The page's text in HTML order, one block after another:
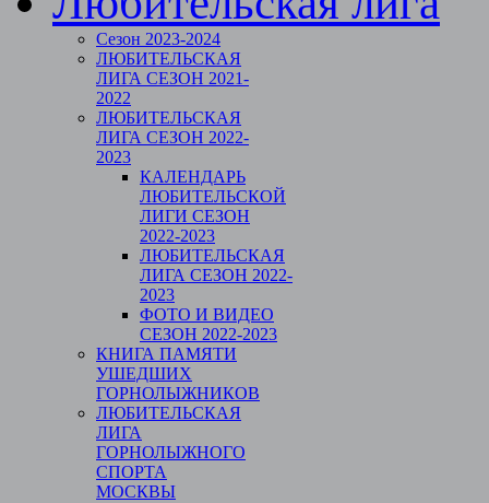
Сезон 2023-2024
ЛЮБИТЕЛЬСКАЯ
ЛИГА СЕЗОН 2021-
2022
ЛЮБИТЕЛЬСКАЯ
ЛИГА СЕЗОН 2022-
2023
КАЛЕНДАРЬ
ЛЮБИТЕЛЬСКОЙ
ЛИГИ СЕЗОН
2022-2023
ЛЮБИТЕЛЬСКАЯ
ЛИГА СЕЗОН 2022-
2023
ФОТО И ВИДЕО
СЕЗОН 2022-2023
КНИГА ПАМЯТИ
УШЕДШИХ
ГОРНОЛЫЖНИКОВ
ЛЮБИТЕЛЬСКАЯ
ЛИГА
ГОРНОЛЫЖНОГО
СПОРТА
МОСКВЫ